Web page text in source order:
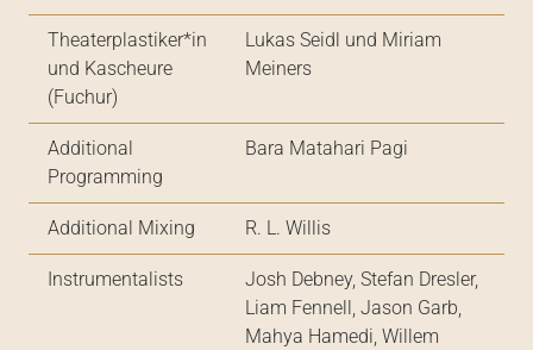
Theaterplastiker*in
und Kascheure
(Fuchur)
Lukas Seidl und Miriam
Meiners
Additional
Programming
Bara Matahari Pagi
Additional Mixing R. L. Willis
Instrumentalists
Josh Debney, Stefan Dresler,
Liam Fennell, Jason Garb,
Mahya Hamedi, Willem